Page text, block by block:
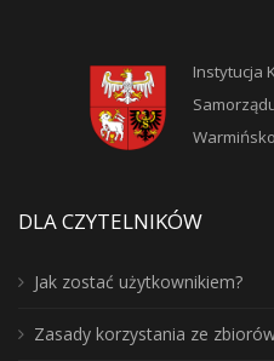
Instytucja
DLA CZYTELNIKÓW
Jak zostać użytkownikiem?
Zasady korzystania ze